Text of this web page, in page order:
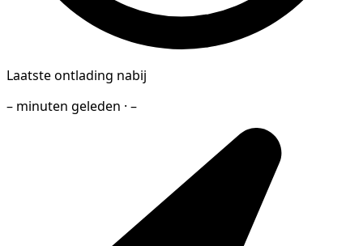
Laatste ontlading nabij
– minuten geleden · –